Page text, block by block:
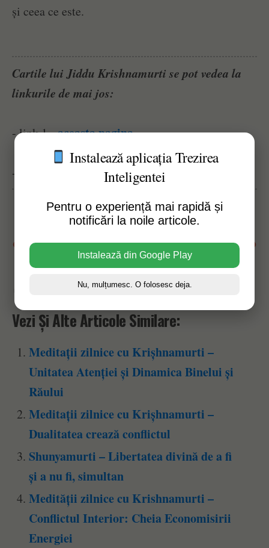
și ceea ce este.
Cartile lui Jiddu Krishnamurti se pot vedea la
linkurile de mai jos:
- link 1 -aceasta pagina
- link 2 - aceasta pagina
Susține acest website
Afișări pagină:31
Vezi Și Alte Articole Similare:
Meditații zilnice cu Krișhnamurti –
Unitatea Atenției și Dinamica Binelui și
Răului
Meditații zilnice cu Krișhnamurti –
Dualitatea crează conflictul
Shunyamurti – Libertatea divină de a fi
și a nu fi, simultan
Medității zilnice cu Krishnamurti –
Conflictul Interior: Cheia Economisirii
Energiei
Instalează aplicația Trezirea
Inteligentei
Pentru o experiență mai rapidă și
notificări la noile articole.
Instalează din Google Play
Nu, mulțumesc. O folosesc deja.